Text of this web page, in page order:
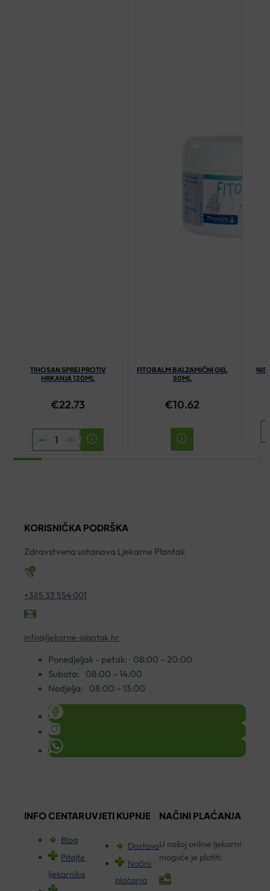
TIHOSAN SPREJ PROTIV
HRKANJA 120ML
€22.73
TIHOSAN
SPREJ
FITOBALM BALZAMIČNI GEL
50ML
€10.62
KORISNIČKA PODRŠKA
Zdravstvena ustanova Ljekarne Plantak
+385 33 554 001
info@ljekarne-plantak.hr
Ponedjeljak - petak:
08:00 – 20:00
Subota:
08:00 – 14:00
Nedjelja:
08:00 – 13:00
INFO CENTAR
Blog
Pitajte
ljekarnika
UVJETI KUPNJE
Dostava
Načini
plaćanja
NAČINI PLAĆANJA
U našoj online ljekarni
moguće je platiti: